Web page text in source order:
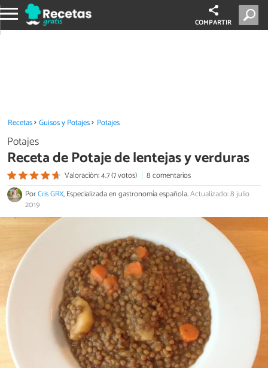
COMPARTIR
Recetas Guisos y Potajes Potajes
Potajes
Receta de Potaje de lentejas y verduras
Valoración: 4.7 (7 votos)
8 comentarios
PorCris GRX, Especializada en gastronomía española.Actualizado: 8 julio
2019